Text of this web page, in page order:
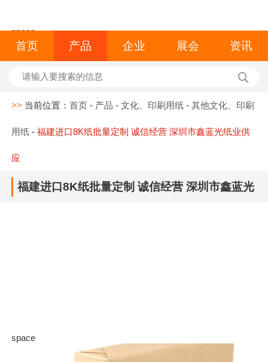
space
首页 产品 企业 展会 资讯
>> 当前位置：首页 - 产品 -文化、印刷用纸 -其他文化、印刷
用纸 -福建进口8K纸批量定制 诚信经营 深圳市鑫蓝光纸业供
应
福建进口8K纸批量定制 诚信经营 深圳市鑫蓝光
space